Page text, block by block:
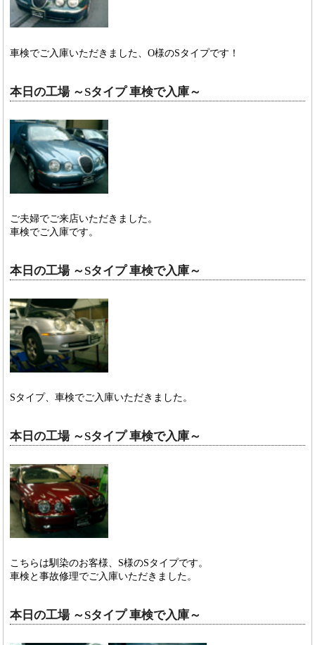
車検でご入庫いただきました、O様のSタイプです！
本日の工場 ～Sタイプ 車検で入庫～
ご夫婦でご来店いただきました。
車検でご入庫です。
本日の工場 ～Sタイプ 車検で入庫～
Sタイプ、車検でご入庫いただきました。
本日の工場 ～Sタイプ 車検で入庫～
こちらは馴染のお客様、S様のSタイプです。
車検と事故修理でご入庫いただきました。
本日の工場 ～Sタイプ 車検で入庫～